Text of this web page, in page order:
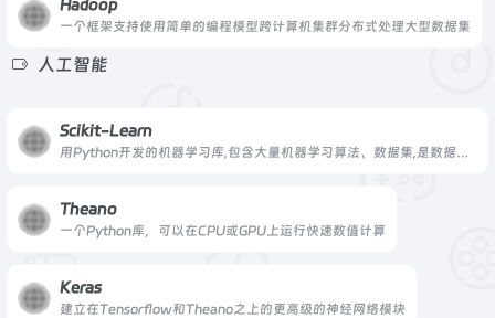
Hadoop
一个框架支持使用简单的编程模型跨计算机集群分布式处理大型数据集
人工智能
Scikit-Learn
用Python开发的机器学习库,包含大量机器学习算法、数据集,是数据挖掘方便的工具
Theano
一个Python库，可以在CPU或GPU上运行快速数值计算
Keras
建立在Tensorflow和Theano之上的更高级的神经网络模块